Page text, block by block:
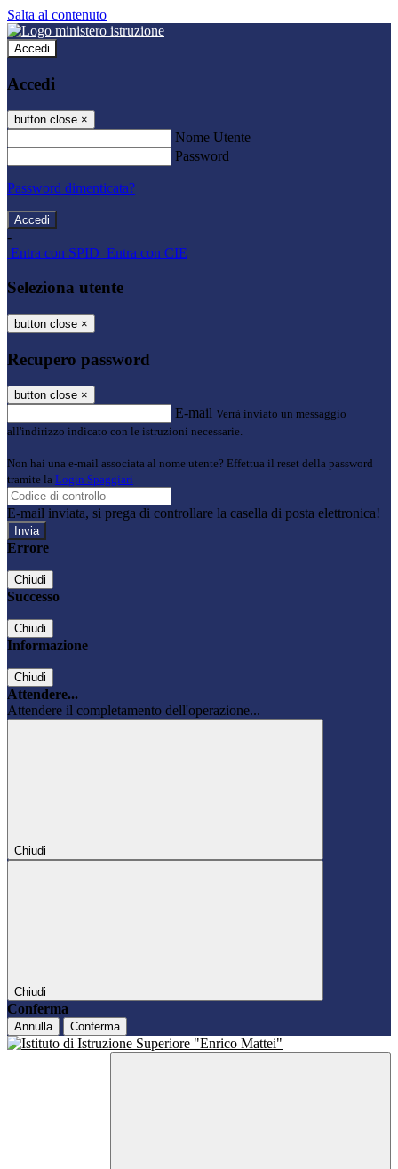
Salta al contenuto
Accedi
Accedi
button close ×
Nome Utente
Password
Password dimenticata?
-
Entra con SPID Entra con CIE
Seleziona utente
button close ×
Recupero password
button close ×
E-mail Verrà inviato un messaggio
all'indirizzo indicato con le istruzioni necessarie.
Non hai una e-mail associata al nome utente? Effettua il reset della password
tramite la Login Spaggiari
E-mail inviata, si prega di controllare la casella di posta elettronica!
Errore
Chiudi
Successo
Chiudi
Informazione
Chiudi
Attendere...
Attendere il completamento dell'operazione...
Chiudi
Chiudi
Conferma
Annulla Conferma